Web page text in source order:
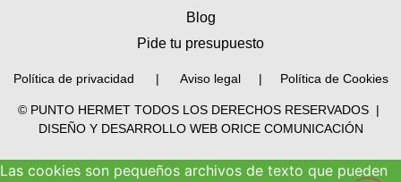
Blog
Pide tu presupuesto
Política de privacidad | Aviso legal | Política de Cookies
© PUNTO HERMET TODOS LOS DERECHOS RESERVADOS |
DISEÑO Y DESARROLLO WEB ORICE COMUNICACIÓN
Las cookies son pequeños archivos de texto que pueden